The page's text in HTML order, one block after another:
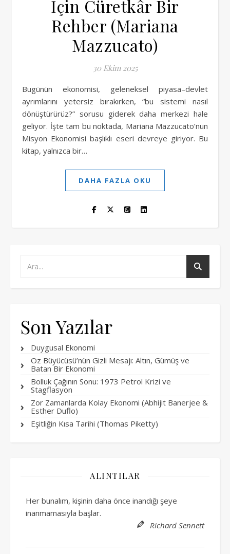
İçin Cüretkâr Bir
Rehber (Mariana
Mazzucato)
30 Ekim 2025
Bugünün ekonomisi, geleneksel piyasa–devlet
ayrımlarını yetersiz bırakırken, “bu sistemi nasıl
dönüştürürüz?” sorusu giderek daha merkezi hale
geliyor. İşte tam bu noktada, Mariana Mazzucato’nun
Misyon Ekonomisi başlıklı eseri devreye giriyor. Bu
kitap, yalnızca bir…
DAHA FAZLA OKU
Son Yazılar
Duygusal Ekonomi
Oz Büyücüsü’nün Gizli Mesajı: Altın, Gümüş ve
Batan Bir Ekonomi
Bolluk Çağının Sonu: 1973 Petrol Krizi ve
Stagflasyon
Zor Zamanlarda Kolay Ekonomi (Abhijit Banerjee &
Esther Duflo)
Eşitliğin Kısa Tarihi (Thomas Piketty)
ALINTILAR
Her bunalım, kişinin daha önce inandığı şeye
inanmamasıyla başlar.
Richard Sennett